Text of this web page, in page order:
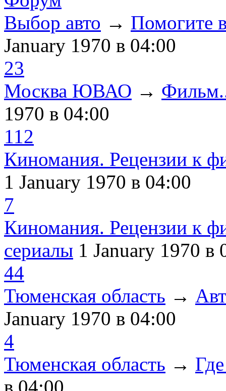
Выбор авто → Помогите
January 1970 в 04:00
23
Москва ЮВАО →
1970 в 04:00
112
Киномания. Рецензии к
1 January 1970 в 04:00
7
Киномания. Рецензии к
сериалы 1 January 1970 в
44
Тюменская область →
January 1970 в 04:00
4
Тюменская область →
в 04:00